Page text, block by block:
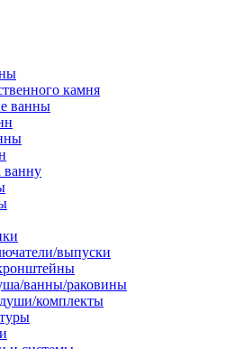
камня
ванны
ванну
выпуски
ванны/раковины
комплекты